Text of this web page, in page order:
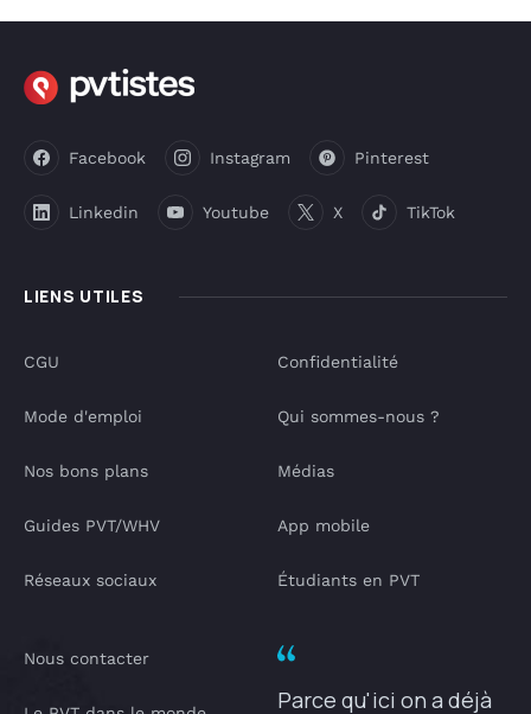
LIENS UTILES
Facebook Instagram Pinterest
Linkedin Youtube X TikTok
CGU
Mode d'emploi
Nos bons plans
Guides PVT/WHV
Réseaux sociaux
Confidentialité
Qui sommes-nous ?
Médias
App mobile
Étudiants en PVT
Nous contacter
Parce qu'ici on a déjà